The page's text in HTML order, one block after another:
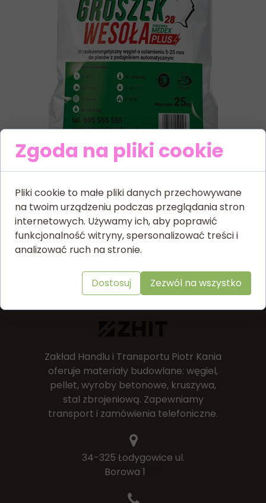
Powrót
34-325 Łodygowice ul.
Borowa 1
Zakład Handlu i Transportu Piotr Kania
oferuje materiały budowlane: węgiel,
pellet, wyroby betonowe, kruszywa,
stal zbrojeniową. Zapewniamy
transport i zamówienia telefoniczne.
KONTAKT
Zgoda na pliki cookie
Pliki cookie to małe pliki danych przechowywane
na twoim urządzeniu podczas przeglądania stron
internetowych. Używamy ich, aby poprawić
funkcjonalność witryny, spersonalizować treści i
analizować ruch na stronie.
Dostosuj Zezwól na wszystko